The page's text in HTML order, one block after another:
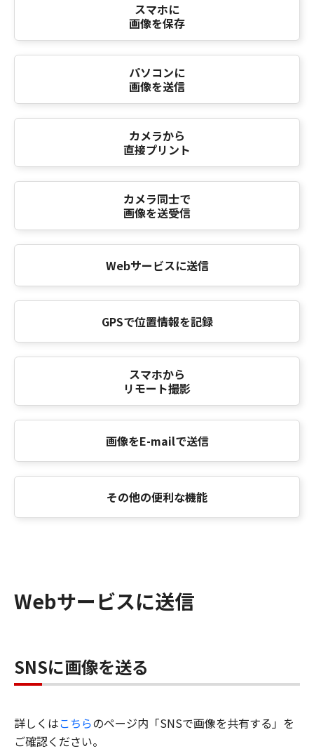
スマホに
画像を保存
パソコンに
画像を送信
カメラから
直接プリント
カメラ同士で
画像を送受信
Webサービスに送信
GPSで位置情報を記録
スマホから
リモート撮影
画像をE-mailで送信
その他の便利な機能
Webサービスに送信
SNSに画像を送る
詳しくはこちらのページ内「SNSで画像を共有する」を
ご確認ください。